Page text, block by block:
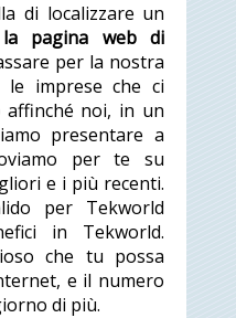
di localizzare un
la pagina web di
per la nostra
le imprese che ci
affinché noi, in un
presentare a
per te su
e i più recenti.
per Tekworld
in Tekworld.
che tu possa
e il numero
di più.